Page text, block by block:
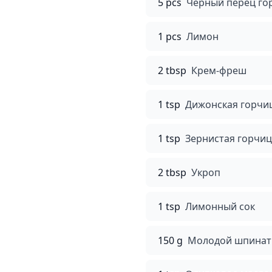
1 pcs Лимон
2 tbsp Крем-фреш
1 tsp Дижонская
1 tsp Зернистая
2 tbsp Укроп
1 tsp Лимонный сок
150 g Молодой шпинат